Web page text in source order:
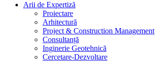
Arii de Expertiză
Proiectare
Arhitectură
Project & Construction Management
Consultanță
Inginerie Geotehnică
Cercetare-Dezvoltare